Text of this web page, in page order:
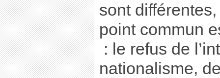
sont
point commun
: le refus de
nationalisme,